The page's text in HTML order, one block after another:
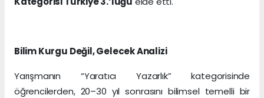
Bilim Kurgu Değil, Gelecek Analizi
Yarışmanın “Yaratıcı Yazarlık” kategorisinde
öğrencilerden, 20–30 yıl sonrasını bilimsel temelli bir